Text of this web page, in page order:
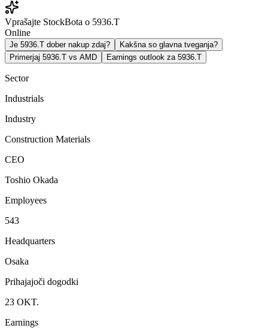
Vprašajte StockBota o 5936.T
Online
Je 5936.T dober nakup zdaj?
Kakšna so glavna tveganja?
Primerjaj 5936.T vs AMD
Earnings outlook za 5936.T
Sector
Industrials
Industry
Construction Materials
CEO
Toshio Okada
Employees
543
Headquarters
Osaka
Prihajajoči dogodki
23 OKT.
Earnings